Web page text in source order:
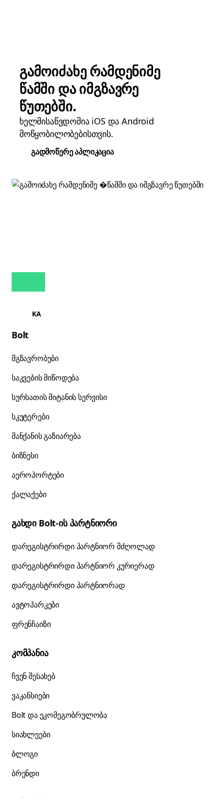
გამოიძახე რამდენიმე
წამში და იმგზავრე
წუთებში.
ხელმისაწვდომია iOS და Android
მოწყობილობებისთვის.
გადმოწერე აპლიკაცია
KA
Bolt
მგზავრობები
საკვების მიწოდება
სურსათის მიტანის სერვისი
სკუტერები
მანქანის გაზიარება
ბიზნესი
აეროპორტები
ქალაქები
გახდი Bolt-ის პარტნიორი
დარეგისტრირდი პარტნიორ მძღოლად
დარეგისტრირდი პარტნიორ კურიერად
დარეგისტრირდი პარტნიორად
ავტოპარკები
ფრენჩაიზი
კომპანია
ჩვენ შესახებ
ვაკანსიები
Bolt და ეკომეგობრულობა
სიახლეები
ბლოგი
ბრენდი